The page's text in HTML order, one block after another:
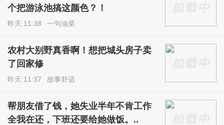
个把游泳池搞这颜色？！
昨天 11:38 一句油菜
农村大别野真香啊！想把城头房子卖
了回家修
昨天 11:37 故事舒适
帮朋友借了钱，她失业半年不肯工作
全我在还，下班还要给她做饭。..